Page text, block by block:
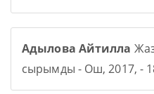
Адылова Айтилла
сырымды - Ош, 2017, -